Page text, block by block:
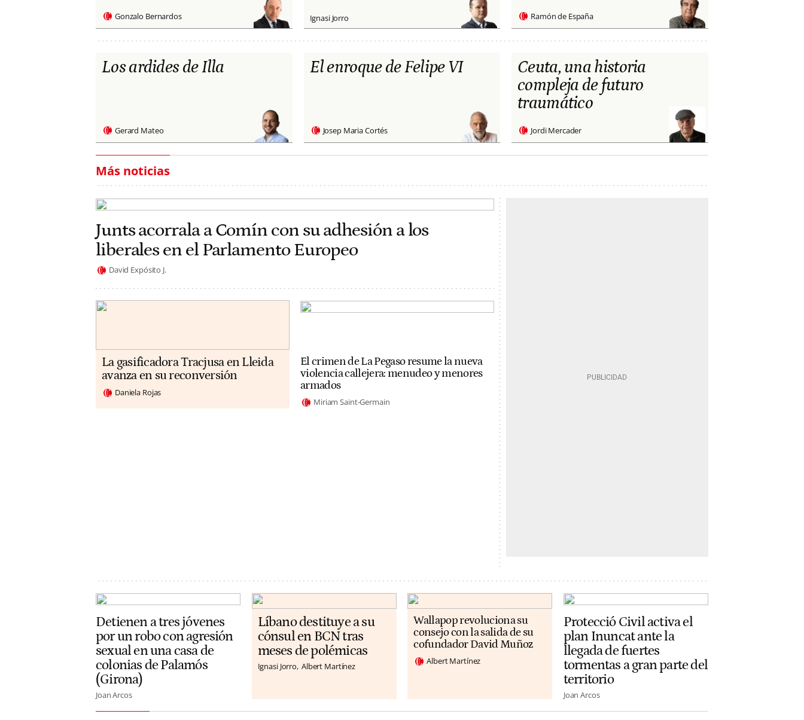
Gonzalo Bernardos Ignasi Jorro Ramón de España
Los ardides de Illa
Gerard Mateo
El enroque de Felipe VI
Josep Maria Cortés
Ceuta, una historia
compleja de futuro
traumático
Jordi Mercader
Más noticias
Junts acorrala a Comín con su adhesión a los
liberales en el Parlamento Europeo
David Expósito J.
La gasificadora Tracjusa en Lleida
avanza en su reconversión
Daniela Rojas
El crimen de La Pegaso resume la nueva
violencia callejera: menudeo y menores
armados
Miriam Saint-Germain
Detienen a tres jóvenes
por un robo con agresión
sexual en una casa de
colonias de Palamós
(Girona)
Joan Arcos
Líbano destituye a su
cónsul en BCN tras
meses de polémicas
Ignasi Jorro Albert Martínez
Wallapop revoluciona su
consejo con la salida de su
cofundador David Muñoz
Albert Martínez
Protecció Civil activa el
plan Inuncat ante la
llegada de fuertes
tormentas a gran parte del
territorio
Joan Arcos